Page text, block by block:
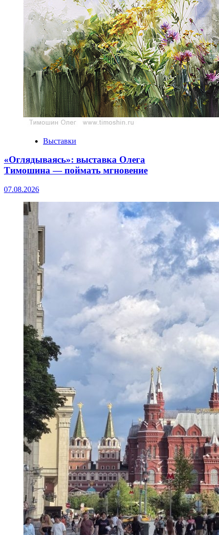
Выставки
«Оглядываясь»: выставка Олега
Тимошина — поймать мгновение
07.08.2026